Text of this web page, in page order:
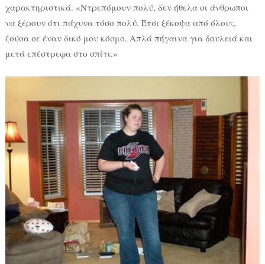
χαρακτηριστικά. «Ντρεπόμουν πολύ, δεν ήθελα οι άνθρωποι
να ξέρουν ότι πάχυνα τόσο πολύ. Έτσι ξέκοψα από όλους,
ζούσα σε έναν δικό μου κόσμο. Απλά πήγαινα για δουλειά και
μετά επέστρεφα στο σπίτι.»